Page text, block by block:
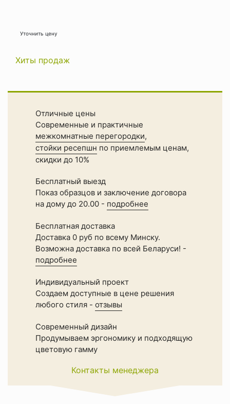
Уточнить цену
Хиты продаж
Отличные цены
Современные и практичные
межкомнатные перегородки,
стойки ресепшн по приемлемым ценам,
скидки до 10%
Бесплатный выезд
Показ образцов и заключение договора
на дому до 20.00 - подробнее
Бесплатная доставка
Доставка 0 руб по всему Минску.
Возможна доставка по всей Беларуси! -
подробнее
Индивидуальный проект
Создаем доступные в цене решения
любого стиля - отзывы
Современный дизайн
Продумываем эргономику и подходящую
цветовую гамму
Контакты менеджера